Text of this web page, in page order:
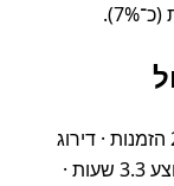
LA Holidays – 197 נסיעות · 225 הזמנות · דירוג
4.52/5 (5,405 ביקורות) · זמן ממוצע 3.3 שעות ·